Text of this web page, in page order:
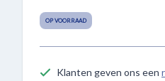
OP VOORRAAD
Klanten geven ons een